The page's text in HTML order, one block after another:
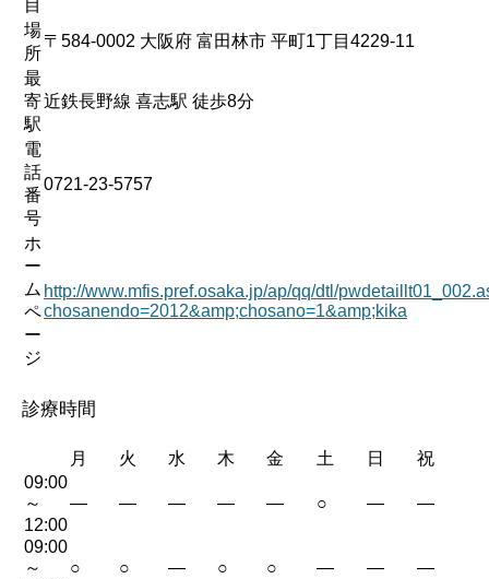
目
場
所
〒584-0002 大阪府 富田林市 平町1丁目4229-11
最
寄
駅
近鉄長野線 喜志駅 徒歩8分
電
話
番
号
0721-23-5757
ホ
ー
ム
ペ
ー
ジ
http://www.mfis.pref.osaka.jp/ap/qq/dtl/
chosanendo=2012&amp;chosano=1&amp;kika
診療時間
月 火 水 木 金 土 日
祝
09:00
～
12:00
— — — — — ○ — —
09:00
～
○ ○ — ○ ○ — — —